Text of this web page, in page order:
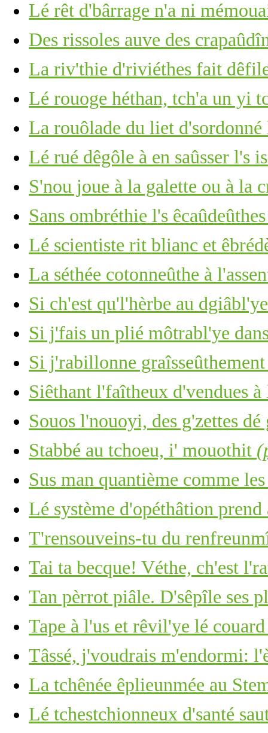
Lé rêt d'bârrage n'a ni
Des rissoles auve des
La riv'thie d'riviéthes fait
Lé rouoge héthan, tch'a un yi
La rouôlade du liet d'sordonné
Lé rué dêgôle à en saûsser l's
S'nou joue à la galette ou à la
Sans ombréthie l's
Lé scientiste rit blianc et
La séthée cotonneûthe à
Si ch'est qu'l'hèrbe au
Si j'fais un plié môtrabl'ye
Si j'rabillonne
Siêthant l'faîtheux d'vendues
Souos l'nouoyi, des g'zettes
Stabbé au tchoeu, i' mouothit
Sus man quantième comme
Lé système d'opéthâtion prend
T'rensouveins-tu du
Tai ta becque! Véthe, ch'est
Tan pèrrot piâle. D'sêpîle ses
Tape à l'us et rêvil'ye lé
Tâssé, j'voudrais m'endormi:
La tchênée êplieunmée au
Lé tchestchionneux d'santé